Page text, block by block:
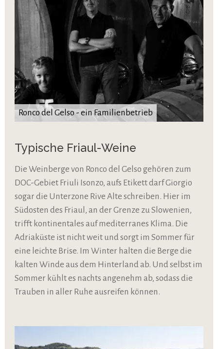
Ronco del Gelso - ein Familienbetrieb
Typische Friaul-Weine
Die Weinberge von Ronco del Gelso gehören zum
DOC-Gebiet Friuli Isonzo, aufs Etikett darf Giorgio
sogar die Unterzone Rive Alte schreiben. Hier im
Südosten des Friaul, an der Grenze zu Slowenien,
trifft kontinentales auf mediterranes Klima. Die
Adriaküste ist nicht weit und sorgt im Sommer für
eine leichte Brise. Im Winter halten die Berge die
kalten Winde aus dem Hinterland ab. Und selbst im
Sommer kühlt es nachts angenehm ab, sodass die
Trauben in aller Ruhe ausreifen können.